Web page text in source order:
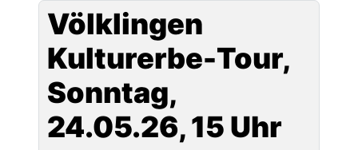
Völklingen
Kulturerbe-Tour,
Sonntag,
24.05.26, 15 Uhr